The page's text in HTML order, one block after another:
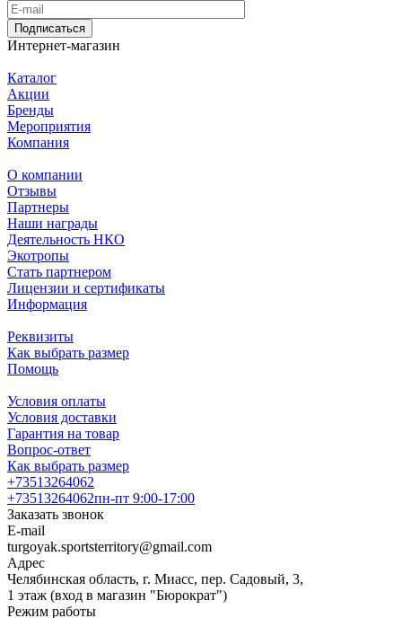
Подписаться
Интернет-магазин
Каталог
Акции
Бренды
Мероприятия
Компания
О компании
Отзывы
Партнеры
Наши награды
Деятельность НКО
Экотропы
Стать партнером
Лицензии и сертификаты
Информация
Реквизиты
Как выбрать размер
Помощь
Условия оплаты
Условия доставки
Гарантия на товар
Вопрос-ответ
Как выбрать размер
+73513264062
+73513264062пн-пт 9:00-17:00
Заказать звонок
E-mail
turgoyak.sportsterritory@gmail.com
Адрес
Челябинская область, г. Миасс, пер. Садовый, 3,
1 этаж (вход в магазин "Бюрократ")
Режим работы